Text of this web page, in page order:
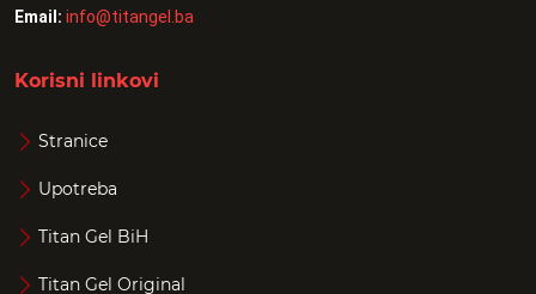
Email: info@titangel.ba
Korisni linkovi
Stranice
Upotreba
Titan Gel BiH
Titan Gel Original